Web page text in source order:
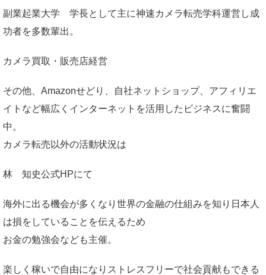
副業起業大学 学長として主に神速カメラ転売学科運営し成
功者を多数輩出。
カメラ買取・販売店経営
その他、Amazonせどり、自社ネットショップ、アフィリエ
イトなど幅広くインターネットを活用したビジネスに奮闘
中。
カメラ転売以外の活動状況は
林 知史公式HPにて
海外に出る機会が多くなり世界の金融の仕組みを知り日本人
は損をしていることを伝えるため
お金の勉強会なども主催。
楽しく稼いで自由になりストレスフリーで社会貢献もできる